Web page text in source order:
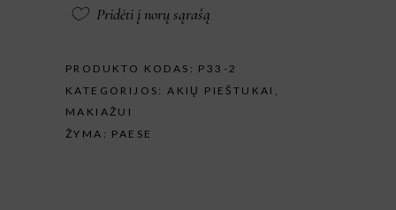
Pridėti į norų sąrašą
PRODUKTO KODAS: P33-2
KATEGORIJOS:AKIŲ PIEŠTUKAI ,
MAKIAŽUI
ŽYMA: PAESE